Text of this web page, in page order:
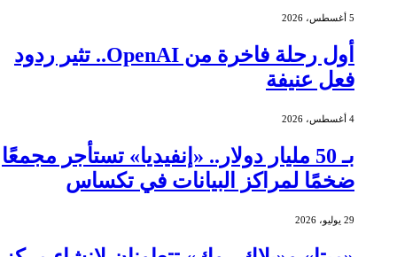
5 أغسطس، 2026
أول رحلة فاخرة من OpenAI.. تثير ردود
فعل عنيفة
4 أغسطس، 2026
بـ 50 مليار دولار.. «إنفيديا» تستأجر مجمعًا
ضخمًا لمراكز البيانات في تكساس
29 يوليو، 2026